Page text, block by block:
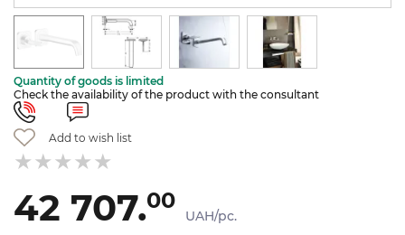
Quantity of goods is limited
Check the availability of the product with the consultant
Add to wish list
42 707.00
UAH/pc.